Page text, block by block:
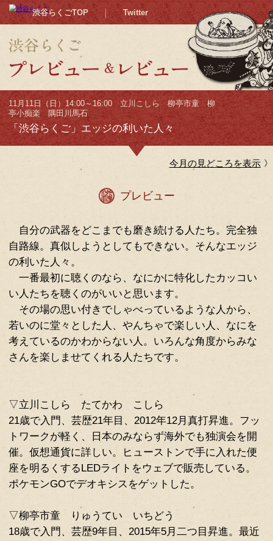
渋谷らくごTOP Twitter
11月11日（日）14:00～16:00 立川こしら 柳亭
今月
プレビュー
自分の武器をどこまでも磨き続ける
自路線。真似しようとしてもできない
一番最初に聴くのなら、なにかに特
い人たちを聴くのがいいと思います。
その場の思い付きでしゃべっている
若いのに堂々とした人、やんちゃで楽
考えているのかわからない人。いろん
さんを楽しませてくれる人たちです。